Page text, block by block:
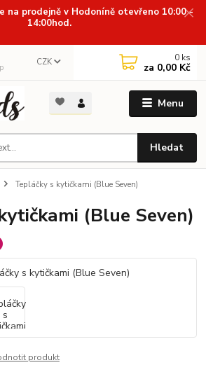
na prodejně v Hodoníně otevřeno 10:00 -
14:00hod.
Menu
CZK
Hledat
0 ks
za 0,00 Kč
Tepláčky s kytičkami (Blue Seven)
(Blue Seven)
produkt